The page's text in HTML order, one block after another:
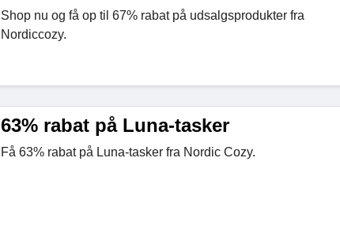
Shop nu og få op til 67% rabat på udsalgsprodukter fra
Nordiccozy.
63% rabat på Luna-tasker
Få 63% rabat på Luna-tasker fra Nordic Cozy.